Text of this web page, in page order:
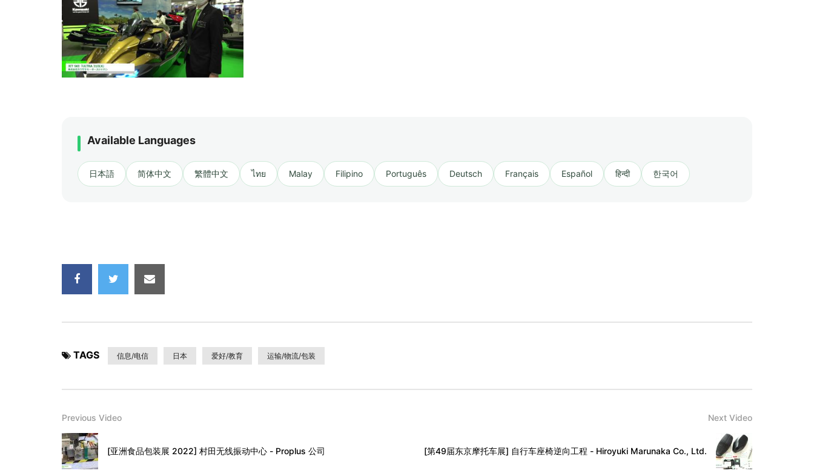
Available Languages
日本語 简体中文 繁體中文 ไทย Malay Filipino Português Deutsch Français Español हिन्दी 한국어
TAGS 信息/电信 日本 爱好/教育 运输/物流/包装
Previous Video
[亚洲食品包装展 2022] 村田无线振动中心 - Proplus 公司
Next Video
[第49届东京摩托车展] 自行车座椅逆向工程 - Hiroyuki Marunaka Co., Ltd.